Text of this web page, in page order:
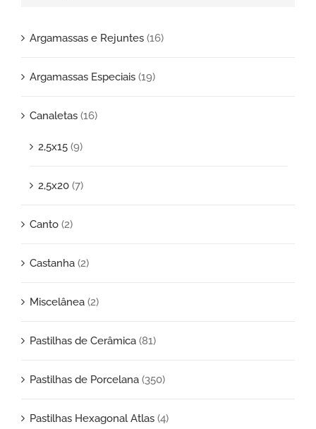
Argamassas e Rejuntes (16)
Argamassas Especiais (19)
Canaletas (16)
2,5x15 (9)
2,5x20 (7)
Canto (2)
Castanha (2)
Miscelânea (2)
Pastilhas de Cerâmica (81)
Pastilhas de Porcelana (350)
Pastilhas Hexagonal Atlas (4)